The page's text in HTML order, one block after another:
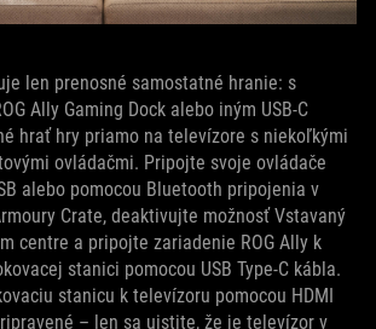
len prenosné samostatné hranie: s
Ally Gaming Dock alebo iným USB-C
hrať hry priamo na televízore s niekoľkými
ovládačmi. Pripojte svoje ovládače
alebo pomocou Bluetooth pripojenia v
Crate, deaktivujte možnosť Vstavaný
centre a pripojte zariadenie ROG Ally k
stanici pomocou USB Type-C kábla.
stanicu k televízoru pomocou HDMI
– len sa uistite, že je televízor v